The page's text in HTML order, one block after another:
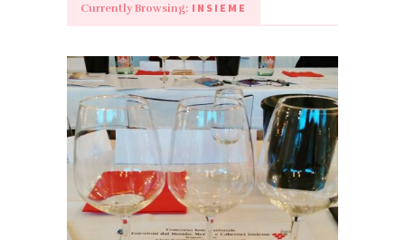
Currently Browsing: INSIEME